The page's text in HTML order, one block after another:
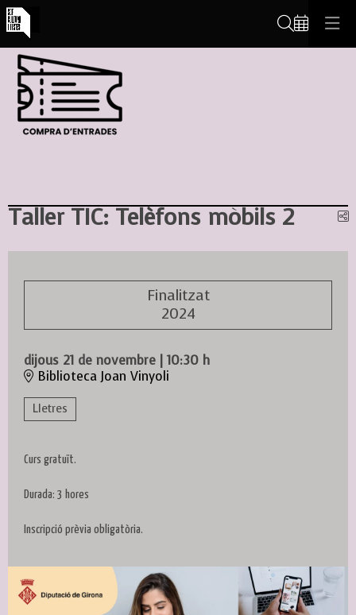
Taller TIC: Telèfons mòbils 2
Finalitzat
2024
dijous 21 de novembre | 10:30 h
Biblioteca Joan Vinyoli
Lletres
Curs gratuït.
Durada: 3 hores
Inscripció prèvia obligatòria.